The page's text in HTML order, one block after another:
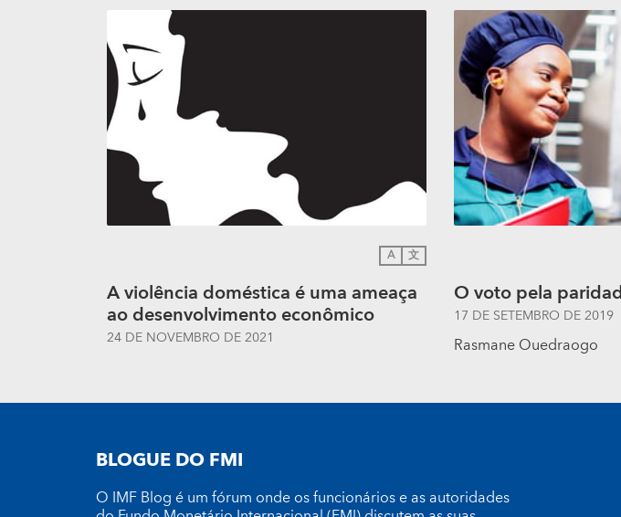
A 文
A violência doméstica é uma ameaça
ao desenvolvimento econômico
24 DE NOVEMBRO DE 2021
O voto pela
17 DE SETEMBRO DE 2019
Rasmane Ouedraogo
BLOGUE DO FMI
O IMF Blog é um fórum onde os funcionários e as autoridades